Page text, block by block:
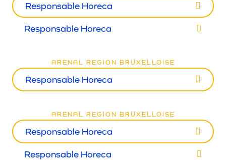
Responsable Horeca
Responsable Horeca
ARENAL REGION BRUXELLOISE
Responsable Horeca
ARENAL REGION BRUXELLOISE
Responsable Horeca
Responsable Horeca